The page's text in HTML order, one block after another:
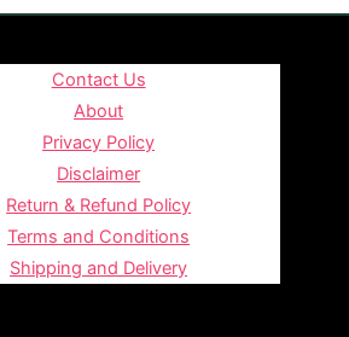
Contact Us
About
Privacy Policy
Disclaimer
Return & Refund Policy
Terms and Conditions
Shipping and Delivery